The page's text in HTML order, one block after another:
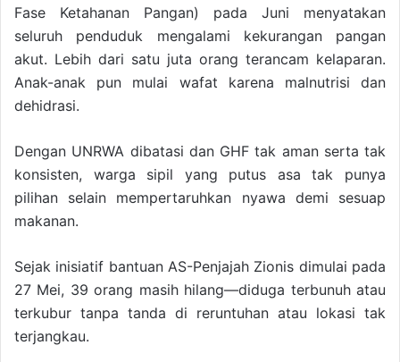
Fase Ketahanan Pangan) pada Juni menyatakan
seluruh penduduk mengalami kekurangan pangan
akut. Lebih dari satu juta orang terancam kelaparan.
Anak-anak pun mulai wafat karena malnutrisi dan
dehidrasi.
Dengan UNRWA dibatasi dan GHF tak aman serta tak
konsisten, warga sipil yang putus asa tak punya
pilihan selain mempertaruhkan nyawa demi sesuap
makanan.
Sejak inisiatif bantuan AS-Penjajah Zionis dimulai pada
27 Mei, 39 orang masih hilang—diduga terbunuh atau
terkubur tanpa tanda di reruntuhan atau lokasi tak
terjangkau.